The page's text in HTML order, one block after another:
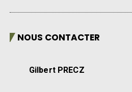
NOUS CONTACTER
Gilbert PRECZ